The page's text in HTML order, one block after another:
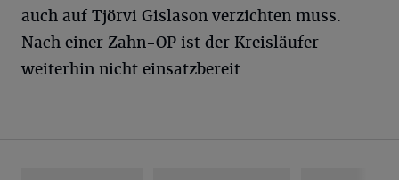
auch auf Tjörvi Gislason verzichten muss.
Nach einer Zahn-OP ist der Kreisläufer
weiterhin nicht einsatzbereit